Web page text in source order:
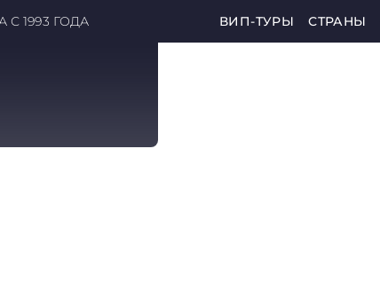
1993 ГОДА ВИП-ТУРЫ СТРАНЫ